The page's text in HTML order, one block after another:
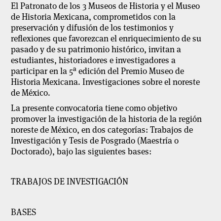
El Patronato de los 3 Museos de Historia y el Museo
de Historia Mexicana, comprometidos con la
preservación y difusión de los testimonios y
reflexiones que favorezcan el enriquecimiento de su
pasado y de su patrimonio histórico, invitan a
estudiantes, historiadores e investigadores a
participar en la 5ª edición del Premio Museo de
Historia Mexicana. Investigaciones sobre el noreste
de México.
La presente convocatoria tiene como objetivo
promover la investigación de la historia de la región
noreste de México, en dos categorías: Trabajos de
Investigación y Tesis de Posgrado (Maestría o
Doctorado), bajo las siguientes bases:
TRABAJOS DE INVESTIGACIÓN
BASES